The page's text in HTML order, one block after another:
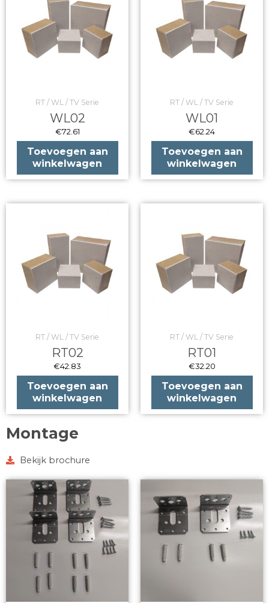
RT / WL / TV Serie
WL02
€72.61
Toevoegen aan
winkelwagen
RT / WL / TV Serie
WL01
€62.24
Toevoegen aan
winkelwagen
RT / WL / TV Serie
RT02
€42.83
Toevoegen aan
winkelwagen
RT / WL / TV Serie
RT01
€32.20
Toevoegen aan
winkelwagen
Montage
Bekijk brochure